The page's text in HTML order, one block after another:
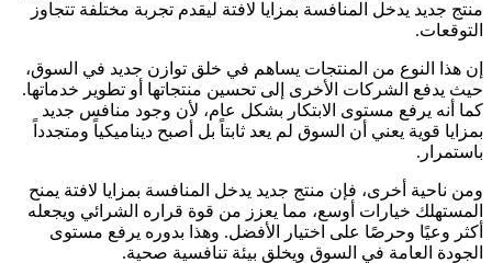
منتج جديد يدخل المنافسة بمزايا لافتة ليقدم تجربة مختلفة تتجاوز
التوقعات.
إن هذا النوع من المنتجات يساهم في خلق توازن جديد في السوق،
حيث يدفع الشركات الأخرى إلى تحسين منتجاتها أو تطوير خدماتها.
كما أنه يرفع مستوى الابتكار بشكل عام، لأن وجود منافس جديد
بمزايا قوية يعني أن السوق لم يعد ثابتاً بل أصبح ديناميكياً ومتجدداً
باستمرار.
ومن ناحية أخرى، فإن منتج جديد يدخل المنافسة بمزايا لافتة يمنح
المستهلك خيارات أوسع، مما يعزز من قوة قراره الشرائي ويجعله
أكثر وعيًا وحرصًا على اختيار الأفضل. وهذا بدوره يرفع مستوى
الجودة العامة في السوق ويخلق بيئة تنافسية صحية.